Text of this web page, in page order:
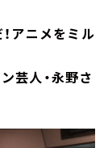
アニメをミル
芸人・永野さ